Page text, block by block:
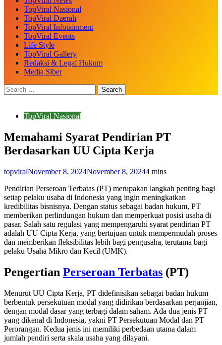
TopViral Nasional
TopViral Daerah
TopViral Infotainment
TopViral Events
Life Style
TopViral Gallery
Redaksi & Legal Hukum
Media Siber
TopViral Nasional
Memahami Syarat Pendirian PT
Berdasarkan UU Cipta Kerja
topviralNovember 8, 2024November 8, 20244 mins
Pendirian Perseroan Terbatas (PT) merupakan langkah penting bagi
setiap pelaku usaha di Indonesia yang ingin meningkatkan
kredibilitas bisnisnya. Dengan status sebagai badan hukum, PT
memberikan perlindungan hukum dan memperkuat posisi usaha di
pasar. Salah satu regulasi yang mempengaruhi syarat pendirian PT
adalah UU Cipta Kerja, yang bertujuan untuk mempermudah proses
dan memberikan fleksibilitas lebih bagi pengusaha, terutama bagi
pelaku Usaha Mikro dan Kecil (UMK).
Pengertian Perseroan Terbatas (PT)
Menurut UU Cipta Kerja, PT didefinisikan sebagai badan hukum
berbentuk persekutuan modal yang didirikan berdasarkan perjanjian,
dengan modal dasar yang terbagi dalam saham. Ada dua jenis PT
yang dikenal di Indonesia, yakni PT Persekutuan Modal dan PT
Perorangan. Kedua jenis ini memiliki perbedaan utama dalam
jumlah pendiri serta skala usaha yang dilayani.